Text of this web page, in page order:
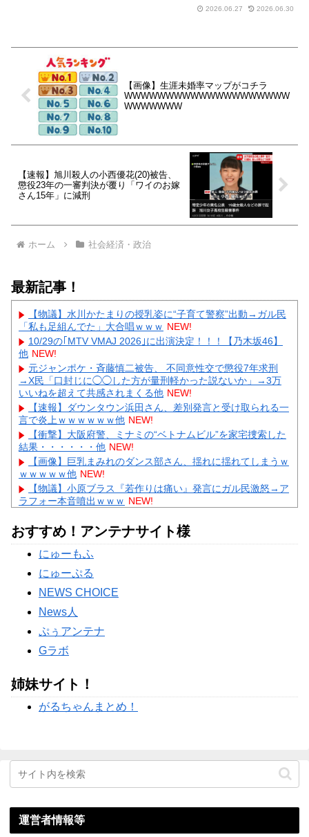
2026.06.27
2026.06.30
【画像】生涯未婚率マップがコチラ
WWWWWWWWWWWWWWWWWWWW
WWWWWWW
【速報】旭川殺人の小西優花(20)被告、
懲役23年の一審判決が覆り「ワイのお嫁
さん15年」に減刑
ホーム 社会経済・政治
最新記事！
【物議】水川かたまりの授乳姿に“子育て警察”出動→ガル民
「私も足組んでた」大合唱ｗｗｗ NEW!
10/29の｢MTV VMAJ 2026｣に出演決定！！！【乃木坂46】
他 NEW!
元ジャンポケ・斉藤慎二被告、 不同意性交で懲役7年求刑
→X民「口封じに◯◯した方が量刑軽かった説ないか」→3万
いいねを超えて共感されまくる他 NEW!
【速報】ダウンタウン浜田さん、差別発言と受け取られる一
言で炎上ｗｗｗｗｗｗ他 NEW!
【衝撃】大阪府警、ミナミの“ベトナムビル”を家宅捜索した
結果・・・・・・他 NEW!
【画像】巨乳まみれのダンス部さん、揺れに揺れてしまうｗ
ｗｗｗｗｗ他 NEW!
【物議】小原ブラス『若作りは痛い』発言にガル民激怒→ア
ラフォー本音噴出ｗｗｗ NEW!
→まさかのオチにｗｗｗ NEW!
【完全まとめ】親の介護と老後の不安｜ガル民のリアル体験
談を総整理
【物議】元TBSアナ山本里菜が離婚報告→”宝物”発言にガル
民総ツッコミｗｗｗ
Powered by livedoor 相互RSS
おすすめ！アンテナサイト様
にゅーもふ
にゅーぷる
NEWS CHOICE
News人
ぷぅアンテナ
Gラボ
姉妹サイト！
がるちゃんまとめ！
運営者情報等